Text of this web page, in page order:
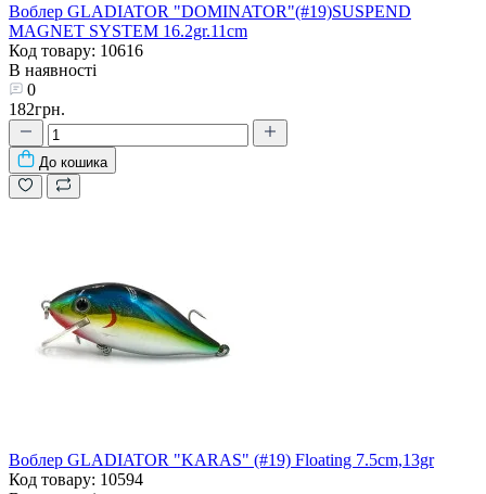
Воблер GLADIATOR "DOMINATOR"(#19)SUSPEND
MAGNET SYSTEM 16.2gr.11cm
Код товару: 10616
В наявності
0
182грн.
До кошика
Воблер GLADIATOR "KARAS" (#19) Floating 7.5cm,13gr
Код товару: 10594